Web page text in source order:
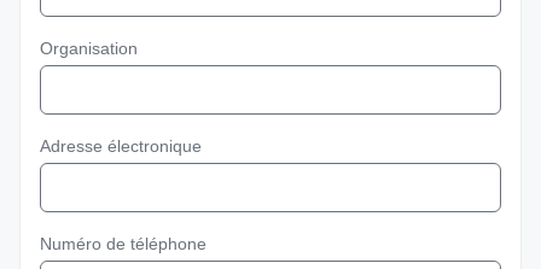
Organisation
Adresse électronique
Numéro de téléphone